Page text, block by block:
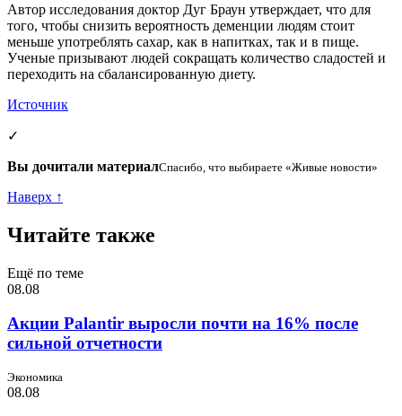
Автор исследования доктор Дуг Браун утверждает, что для
того, чтобы снизить вероятность деменции людям стоит
меньше употреблять сахар, как в напитках, так и в пище.
Ученые призывают людей сокращать количество сладостей и
переходить на сбалансированную диету.
Источник
✓
Вы дочитали материалСпасибо, что выбираете «Живые новости»
Наверх ↑
Читайте также
Ещё по теме
08.08
Акции Palantir выросли почти на 16% после
сильной отчетности
Экономика
08.08